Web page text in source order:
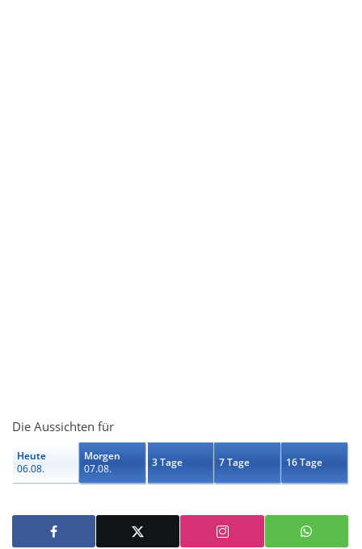
Die Aussichten für
Heute
06.08.
Morgen
07.08.
3 Tage 7 Tage 16 Tage